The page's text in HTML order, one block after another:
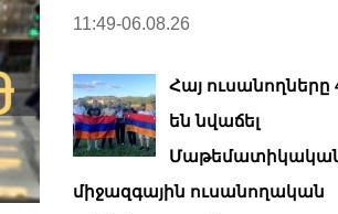
11:49-06.08.26
Հայ ուսանողները
են նվաճել
միջազգային ուսանողական